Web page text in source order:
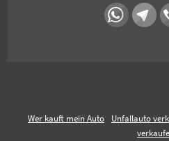
Wer kauft mein Auto Unfallauto